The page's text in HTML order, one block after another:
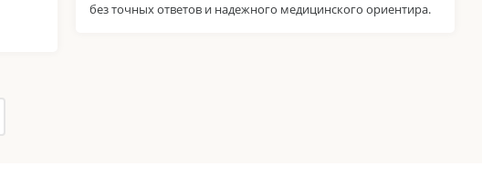
без точных ответов и надежного медицинского ориентира.